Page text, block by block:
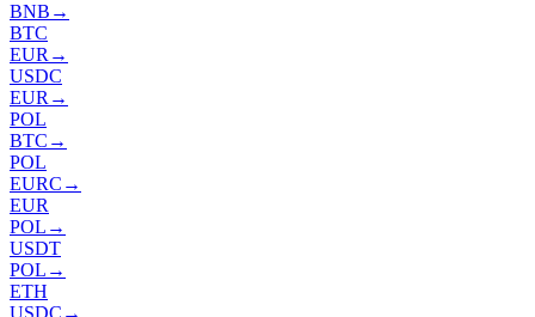
BNB →
BTC
EUR →
USDC
EUR →
POL
BTC →
POL
EURC →
EUR
POL →
USDT
POL →
ETH